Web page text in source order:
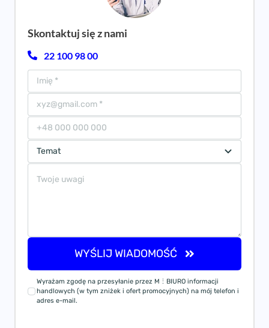
Skontaktuj się z nami
22 100 98 00
WYŚLIJ WIADOMOŚĆ
Wyrażam zgodę na przesyłanie przez M⋮BIURO informacji
handlowych (w tym zniżek i ofert promocyjnych) na mój telefon i
adres e-mail.